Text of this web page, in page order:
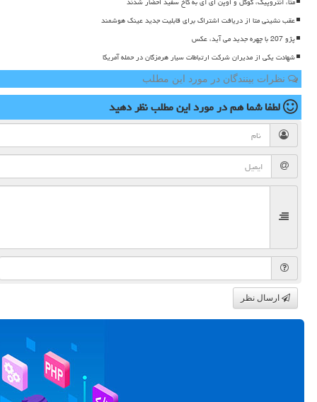
عقب نشینی متا از دریافت اشتراک برای قابلیت جدید عینک هوشمند
پژو 207 با چهره جدید می آید، عکس
شهادت یکی از مدیران شرکت ارتباطات سیار هرمزگان در حمله آمریکا
نظرات بینندگان در مورد این مطلب
لطفا شما همدر مورد این مطلبنظر دهید
ارسال نظر